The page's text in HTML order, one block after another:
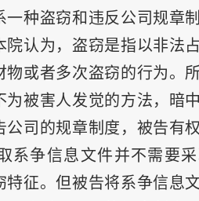
一种盗窃和违反公司规章
院认为，盗窃是指以非法
物或者多次盗窃的行为。
为被害人发觉的方法，暗
公司的规章制度，被告有
系争信息文件并不需要
特征。但被告将系争信息